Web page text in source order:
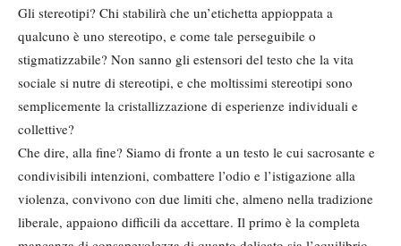
Gli stereotipi? Chi stabilirà che un’etichetta appioppata a
qualcuno è uno stereotipo, e come tale perseguibile o
stigmatizzabile? Non sanno gli estensori del testo che la vita
sociale si nutre di stereotipi, e che moltissimi stereotipi sono
semplicemente la cristallizzazione di esperienze individuali e
collettive?
Che dire, alla fine? Siamo di fronte a un testo le cui sacrosante e
condivisibili intenzioni, combattere l’odio e l’istigazione alla
violenza, convivono con due limiti che, almeno nella tradizione
liberale, appaiono difficili da accettare. Il primo è la completa